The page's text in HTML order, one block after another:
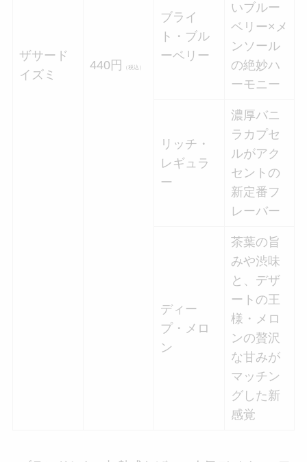
ザサード
イズミ
440円 （税込）
ブライ
ト・ブル
ーベリー
いブルー
ベリー×メ
ンソール
の絶妙ハ
ーモニー
リッチ・
レギュラ
ー
濃厚バニ
ラカプセ
ルがアク
セントの
新定番フ
レーバー
ディー
プ・メロ
ン
茶葉の旨
みや渋味
と、デザ
ートの王
様・メロ
ンの贅沢
な甘みが
マッチン
グした新
感覚